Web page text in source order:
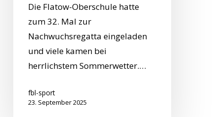
Die Flatow-Oberschule hatte
zum 32. Mal zur
Nachwuchsregatta eingeladen
und viele kamen bei
herrlichstem Sommerwetter.…
fbl-sport
23. September 2025